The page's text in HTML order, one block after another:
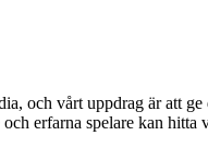
och vårt uppdrag är att
erfarna spelare kan